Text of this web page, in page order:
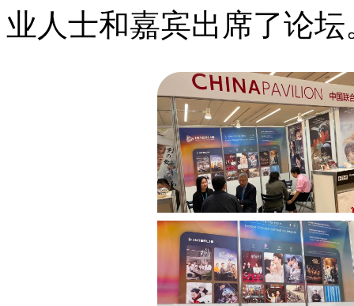
业人士和嘉宾出席了论坛